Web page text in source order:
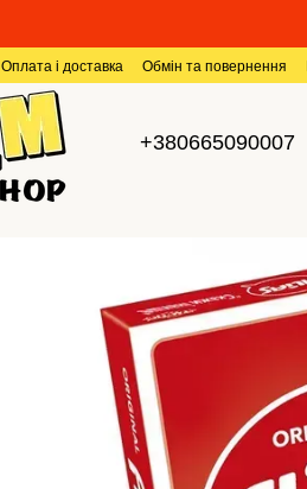
Оплата і доставка Обмін та повернення
+380665090007